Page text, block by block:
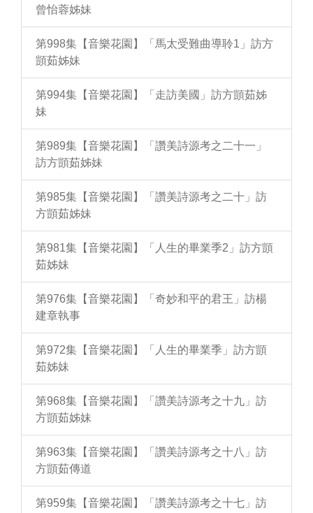
曾怡蓉姊妹
第998集【音樂花園】「馬太受難曲導聆1」訪方
顗茹姊妹
第994集【音樂花園】「走訪美國」訪方顗茹姊
妹
第989集【音樂花園】「讚美詩源考之二十一」
訪方顗茹姊妹
第985集【音樂花園】「讚美詩源考之二十」訪
方顗茹姊妹
第981集【音樂花園】「人生的畢業季2」訪方顗
茹姊妹
第976集【音樂花園】「奇妙和平的君王」訪楊
建章執事
第972集【音樂花園】「人生的畢業季」訪方顗
茹姊妹
第968集【音樂花園】「讚美詩源考之十九」訪
方顗茹姊妹
第963集【音樂花園】「讚美詩源考之十八」訪
方顗茹傳道
第959集【音樂花園】「讚美詩源考之十七」訪